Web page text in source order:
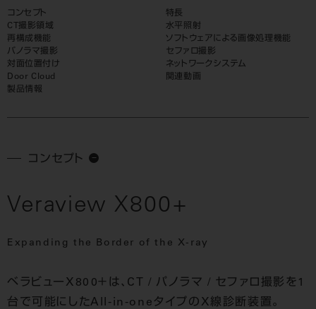
コンセプト
特長
CT撮影領域
水平照射
再構成機能
ソフトウェアによる画像処理機能
パノラマ撮影
セファロ撮影
対面位置付け
ネットワークシステム
Door Cloud
関連動画
製品情報
コンセプト
Veraview X800+
Expanding the Border of the X-ray
ベラビューX800＋は、CT / パノラマ / セファロ撮影を1
台で可能にしたAll-in-oneタイプのX線診断装置。